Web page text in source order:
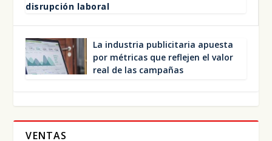
dis­rup­ción labo­ral
La indus­tria publi­ci­ta­ria apues­ta
por métri­cas que refle­jen el valor
real de las cam­pa­ñas
VENTAS